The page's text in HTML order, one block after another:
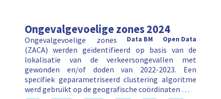
Ongevalgevoelige zones 2024
Open Data
Data BM
Ongevalgevoelige zones
(ZACA) werden geïdentifieerd op basis van de
lokalisatie van de verkeersongevallen met
gewonden en/of doden van 2022-2023. Een
specifiek geparametriseerd clustering algoritme
werd gebruikt op de geografische coördinaten …